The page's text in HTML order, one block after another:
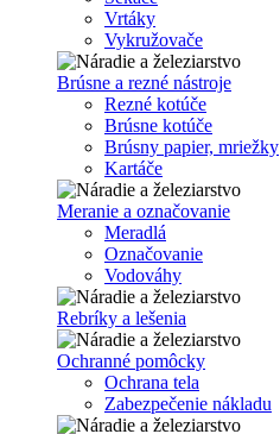
Vrtáky
Vykružovače
Brúsne a rezné nástroje
Rezné kotúče
Brúsne kotúče
Brúsny papier, mriežky
Kartáče
Meranie a označovanie
Meradlá
Označovanie
Vodováhy
Rebríky a lešenia
Ochranné pomôcky
Ochrana tela
Zabezpečenie nákladu